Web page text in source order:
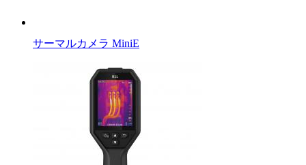
サーマルカメラ MiniE